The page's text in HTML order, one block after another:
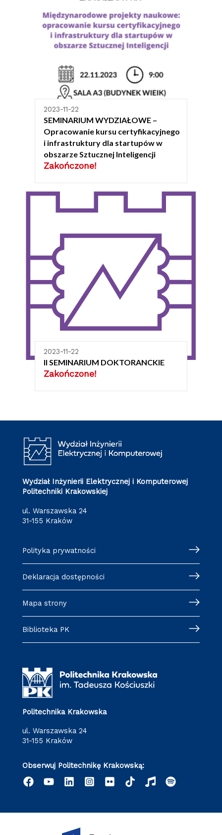
2023-11-22
SEMINARIUM WYDZIAŁOWE –
Opracowanie kursu certyfikacyjnego
i infrastruktury dla startupów w
obszarze Sztucznej Inteligencji
Zakończone!
2023-11-22
II SEMINARIUM DOKTORANCKIE
Zakończone!
Wydział Inżynierii Elektrycznej i Komputerowej
Politechniki Krakowskiej
ul. Warszawska 24
31-155 Kraków
Polityka prywatności
Deklaracja dostępności
Mapa strony
Biblioteka PK
Politechnika Krakowska
ul. Warszawska 24
31-155 Kraków
Obserwuj Politechnikę Krakowską: